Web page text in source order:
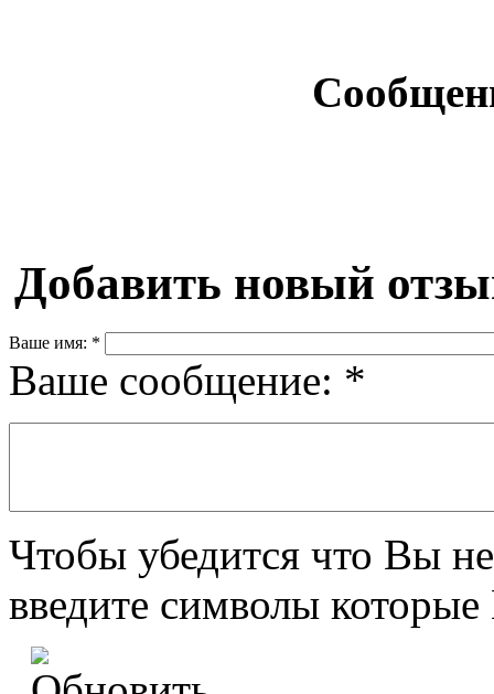
Добавить новый
Ваше имя: *
Ваше сообщение: *
Чтобы убедится что Вы
введите символы